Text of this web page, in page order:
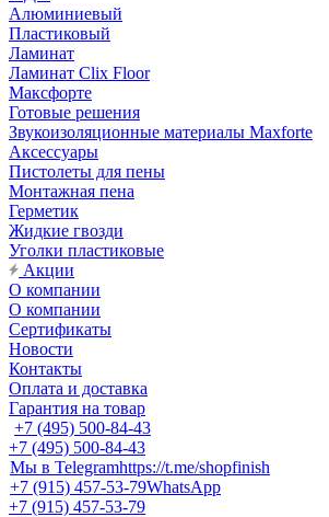
Алюминиевый
Пластиковый
Ламинат
Ламинат Clix Floor
Максфорте
Готовые решения
Звукоизоляционные материалы Maxforte
Аксессуары
Пистолеты для пены
Монтажная пена
Герметик
Жидкие гвозди
Уголки пластиковые
Акции
О компании
О компании
Сертификаты
Новости
Контакты
Оплата и доставка
Гарантия на товар
+7 (495) 500-84-43
+7 (495) 500-84-43
Мы в Telegramhttps://t.me/shopfinish
+7 (915) 457-53-79WhatsApp
+7 (915) 457-53-79